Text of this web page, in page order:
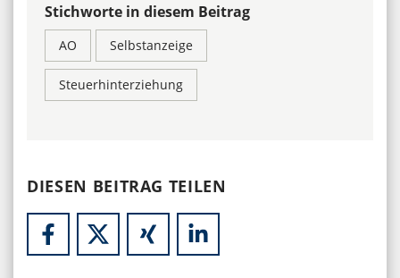
Stichworte in diesem Beitrag
AO Selbstanzeige
Steuerhinterziehung
DIESEN BEITRAG TEILEN